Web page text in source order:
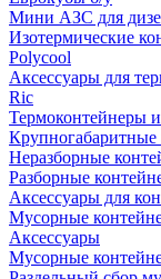
Мини АЗС для
Изотермические
Polycool
Аксессуары для
Ric
Термоконтейнеры
Крупногабаритные
Неразборные
Разборные
Аксессуары для
Мусорные
Аксессуары
Мусорные